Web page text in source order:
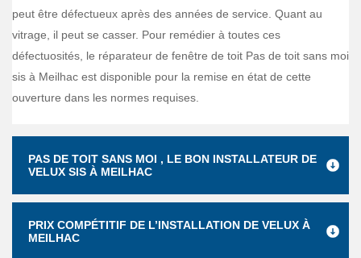
peut être défectueux après des années de service. Quant au
vitrage, il peut se casser. Pour remédier à toutes ces
défectuosités, le réparateur de fenêtre de toit Pas de toit sans moi
sis à Meilhac est disponible pour la remise en état de cette
ouverture dans les normes requises.
PAS DE TOIT SANS MOI , LE BON INSTALLATEUR DE
VELUX SIS À MEILHAC
PRIX COMPÉTITIF DE L’INSTALLATION DE VELUX À
MEILHAC